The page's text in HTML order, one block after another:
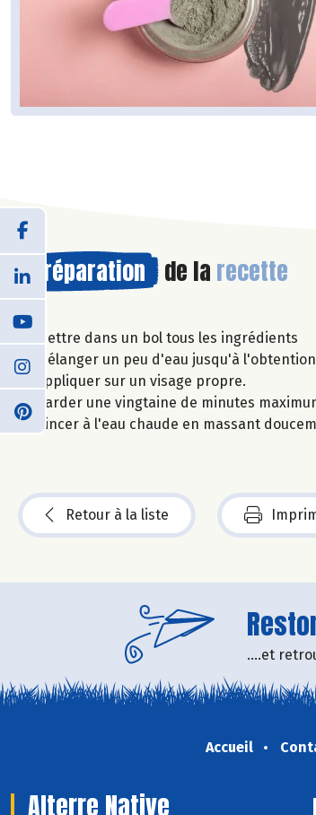
Préparation de la recette
Mettre dans un bol tous les ingrédients
Mélanger un peu d'eau jusqu'à
Appliquer sur un visage propre.
Garder une vingtaine de minutes
Rincer à l'eau chaude en massant
Retour à la liste
....et
Accueil
Alterre Native